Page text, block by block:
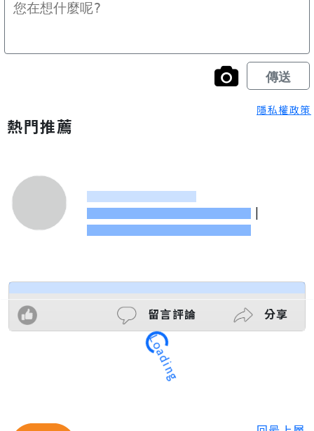
隱私權政策
熱門推薦
|
留言評論 分享
Loading